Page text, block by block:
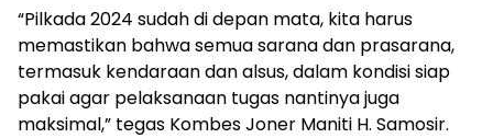
“Pilkada 2024 sudah di depan mata, kita harus
memastikan bahwa semua sarana dan prasarana,
termasuk kendaraan dan alsus, dalam kondisi siap
pakai agar pelaksanaan tugas nantinya juga
maksimal,” tegas Kombes Joner Maniti H. Samosir.